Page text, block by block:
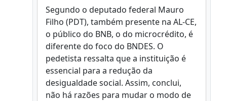
Segundo o deputado federal Mauro
Filho (PDT), também presente na AL-CE,
o público do BNB, o do microcrédito, é
diferente do foco do BNDES. O
pedetista ressalta que a instituição é
essencial para a redução da
desigualdade social. Assim, conclui,
não há razões para mudar o modo de